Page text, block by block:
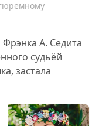
А. Седита
судьёй
застала